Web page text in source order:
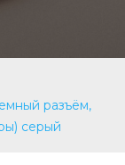
разъём,
серый